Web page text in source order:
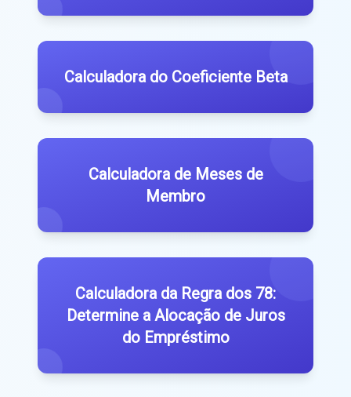
Calculadora do Coeficiente Beta
Calculadora de Meses de
Membro
Calculadora da Regra dos 78:
Determine a Alocação de Juros
do Empréstimo